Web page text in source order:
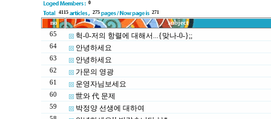
0
4115
275 271
no
subject
65
헉-0-저의 항렬에 대해서...{맞나-0-};;
64 안녕하세요
63 안녕하세요
62 가문의 영광
61 운영자님보세요
60 世와 代 문제
59 박정양 선생에 대하여